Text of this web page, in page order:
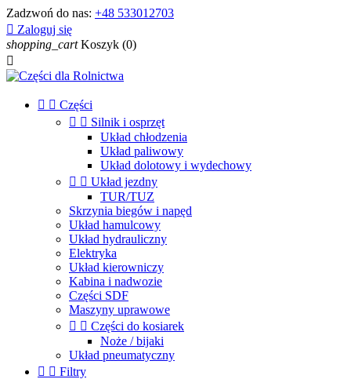
Zadzwoń do nas: +48 533012703
 Zaloguj się
shopping_cart Koszyk (0)

  Części
  Silnik i osprzęt
Układ chłodzenia
Układ paliwowy
Układ dolotowy i wydechowy
  Układ jezdny
TUR/TUZ
Skrzynia biegów i napęd
Układ hamulcowy
Układ hydrauliczny
Elektryka
Układ kierowniczy
Kabina i nadwozie
Części SDF
Maszyny uprawowe
  Części do kosiarek
Noże / bijaki
Układ pneumatyczny
  Filtry